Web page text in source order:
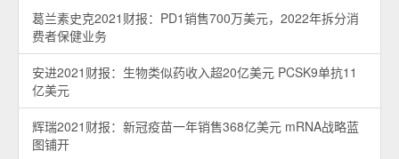
葛兰素史克2021财报：PD1销售700万美元，2022年拆分消
费者保健业务
安进2021财报：生物类似药收入超20亿美元 PCSK9单抗11
亿美元
辉瑞2021财报：新冠疫苗一年销售368亿美元 mRNA战略蓝
图铺开